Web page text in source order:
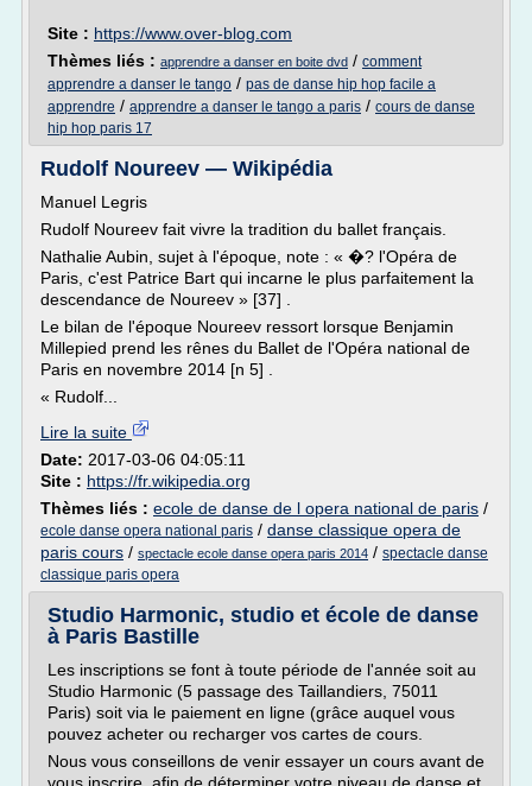
Site : https://www.over-blog.com
Thèmes liés : apprendre a danser en boite dvd / comment
apprendre a danser le tango / pas de danse hip hop facile a
apprendre / apprendre a danser le tango a paris / cours de danse
hip hop paris 17
Rudolf Noureev — Wikipédia
Manuel Legris
Rudolf Noureev fait vivre la tradition du ballet français.
Nathalie Aubin, sujet à l'époque, note : « �? l'Opéra de
Paris, c'est Patrice Bart qui incarne le plus parfaitement la
descendance de Noureev » [37] .
Le bilan de l'époque Noureev ressort lorsque Benjamin
Millepied prend les rênes du Ballet de l'Opéra national de
Paris en novembre 2014 [n 5] .
« Rudolf...
Lire la suite
Date: 2017-03-06 04:05:11
Site : https://fr.wikipedia.org
Thèmes liés : ecole de danse de l opera national de paris /
ecole danse opera national paris / danse classique opera de
paris cours / spectacle ecole danse opera paris 2014 / spectacle danse
classique paris opera
Studio Harmonic, studio et école de danse
à Paris Bastille
Les inscriptions se font à toute période de l'année soit au
Studio Harmonic (5 passage des Taillandiers, 75011
Paris) soit via le paiement en ligne (grâce auquel vous
pouvez acheter ou recharger vos cartes de cours.
Nous vous conseillons de venir essayer un cours avant de